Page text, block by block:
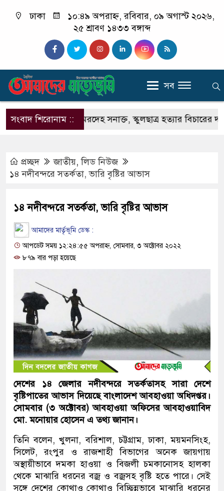
ঢাকা
১০:৪৯ অপরাহ্ন, রবিবার, ০৯ অগাস্ট ২০২৬,
২৫ শ্রাবণ ১৪৩৩ বঙ্গাব্দ
সব
সংবাদ শিরোনাম ::
বস্তাবন্দি মরদেহ সনাক্ত, স্কুলছাত্র হত্যার বিচারের দাবিতে
প্রচ্ছদ জাতীয়,লিড নিউজ
১৪ নদীবন্দরে সতর্কতা, ভারি বৃষ্টির আভাস
১৪ নদীবন্দরে সতর্কতা, ভারি বৃষ্টির আভাস
আমাদের মার্তৃভূমি ডেস্ক :
আপডেট সময় ১২:২৪:৫৫ অপরাহ্ন, সোমবার, ৩ অক্টোবর ২০২২
৮৭৯ বার পড়া হয়েছে
দেশের ১৪ জেলার নদীবন্দরে সতর্কতাসহ সারা দেশে
বৃষ্টিপাতের আভাস দিয়েছে বাংলাদেশ আবহাওয়া অধিদপ্তর।
সোমবার (৩ অক্টোবর) আবহাওয়া অফিসের আবহাওয়াবিদ
মো. মনোয়ার হোসেন এ তথ্য জানান।
তিনি বলেন, খুলনা, বরিশাল, চট্টগ্রাম, ঢাকা, ময়মনসিংহ,
সিলেট, রংপুর ও রাজশাহী বিভাগের অনেক জায়গায়
অস্থায়ীভাবে দমকা হাওয়া ও বিজলী চমকানোসহ হালকা
থেকে মাঝারি ধরনের বজ্র ও বজ্রসহ বৃষ্টি হতে পারে। সেই
সঙ্গে দেশের কোথাও কোথাও বিচ্ছিন্নভাবে মাঝারি ধরনের